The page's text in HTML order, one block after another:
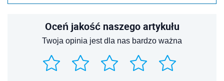
Oceń jakość naszego artykułu
Twoja opinia jest dla nas bardzo ważna